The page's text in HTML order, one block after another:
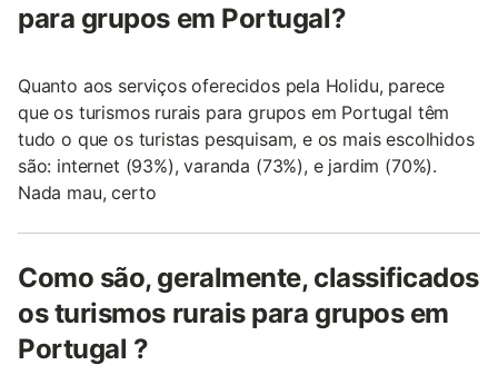
para grupos em Portugal?
Quanto aos serviços oferecidos pela Holidu, parece
que os turismos rurais para grupos em Portugal têm
tudo o que os turistas pesquisam, e os mais escolhidos
são: internet (93%), varanda (73%), e jardim (70%).
Nada mau, certo
Como são, geralmente, classificados
os turismos rurais para grupos em
Portugal ?